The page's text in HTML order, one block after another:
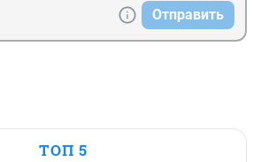
Отправить
ТОП 5